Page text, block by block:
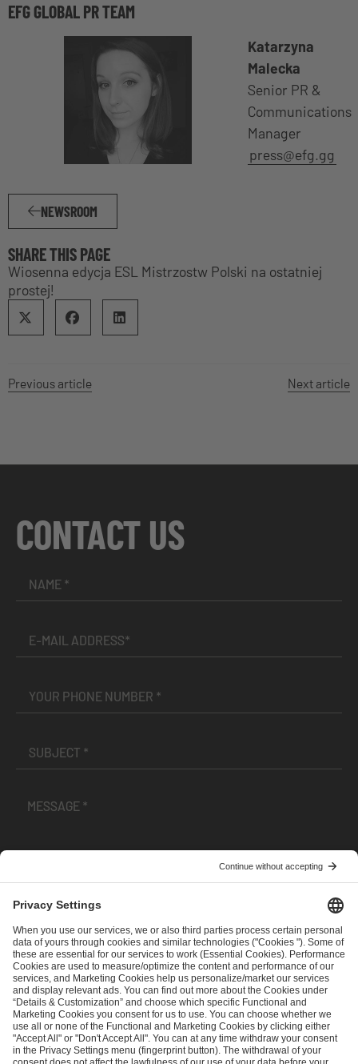
EFG GLOBAL PR TEAM
Katarzyna
Malecka
Senior PR &
Communications
Manager
press@efg.gg
NEWSROOM
SHARE THIS PAGE
Wiosenna edycja ESL Mistrzostw Polski na ostatniej
prostej!
Previous article Next article
CONTACT US
andPrivacy Policy
SEND MESSAGE